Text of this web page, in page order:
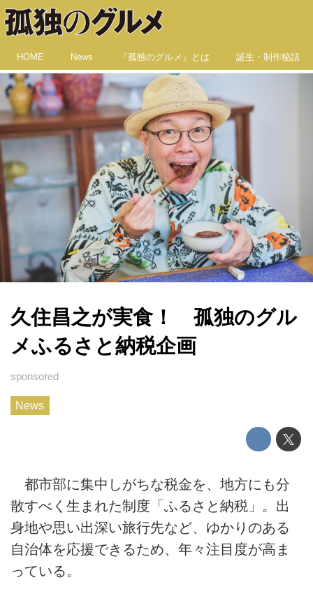
HOME News 『孤独のグルメ』とは 誕生・制作秘話
久住昌之が実食！ 孤独のグル
メふるさと納税企画
News
都市部に集中しがちな税金を、地方にも分
散すべく生まれた制度「ふるさと納税」。出
身地や思い出深い旅行先など、ゆかりのある
自治体を応援できるため、年々注目度が高ま
っている。